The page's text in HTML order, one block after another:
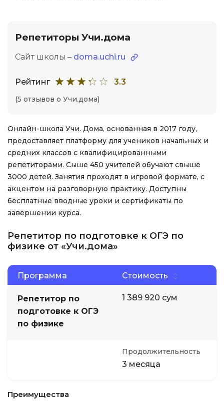
Репетиторы Учи.дома
Сайт школы – doma.uchi.ru
Рейтинг 3.3
(5 отзывов о Учи.дома)
Онлайн-школа Учи. Дома, основанная в 2017 году,
предоставляет платформу для учеников начальных и
средних классов с квалифицированными
репетиторами. Сыше 450 учителей обучают свыше
3000 детей. Занятия проходят в игровой формате, с
акцентом на разговорную практику. Доступны
бесплатные вводные уроки и сертификаты по
завершении курса.
Репетитор по подготовке к ОГЭ по
физике от «Учи.дома»
Программа Стоимость
Репетитор по
подготовке к ОГЭ
по физике
1 389 920 сум
Продолжительность
3 месяца
Преимущества